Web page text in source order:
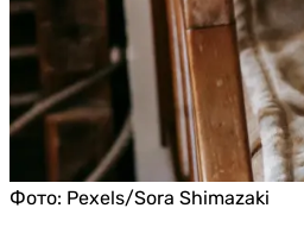
Фото: Pexels/Sora Shimazaki